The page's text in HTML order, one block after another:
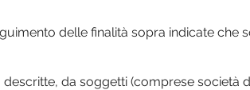
delle finalità sopra indicate che
da soggetti (comprese società